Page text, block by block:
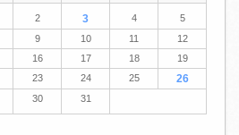
2 3 4
5
9 10 11
12
16 17 18
19
23 24 25 26
30 31